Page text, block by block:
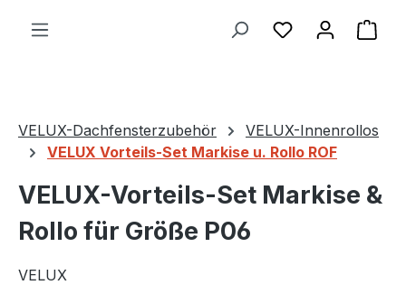
Du hast 0
VELUX-Dachfensterzubehör
VELUX-Innenrollos
VELUX Vorteils-Set Markise u. Rollo ROF
VELUX-Vorteils-Set Markise &
Rollo für Größe P06
VELUX